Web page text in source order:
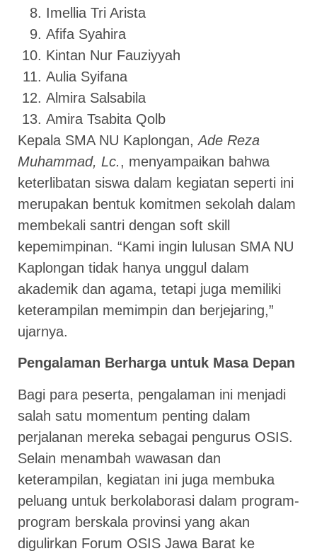
Imellia Tri Arista
Afifa Syahira
Kintan Nur Fauziyyah
Aulia Syifana
Almira Salsabila
Amira Tsabita Qolb
Kepala SMA NU Kaplongan,Ade Reza
Muhammad, Lc., menyampaikan bahwa
keterlibatan siswa dalam kegiatan seperti ini
merupakan bentuk komitmen sekolah dalam
membekali santri dengan soft skill
kepemimpinan. “Kami ingin lulusan SMA NU
Kaplongan tidak hanya unggul dalam
akademik dan agama, tetapi juga memiliki
keterampilan memimpin dan berjejaring,”
ujarnya.
Pengalaman Berharga untuk Masa Depan
Bagi para peserta, pengalaman ini menjadi
salah satu momentum penting dalam
perjalanan mereka sebagai pengurus OSIS.
Selain menambah wawasan dan
keterampilan, kegiatan ini juga membuka
peluang untuk berkolaborasi dalam program-
program berskala provinsi yang akan
digulirkan Forum OSIS Jawa Barat ke